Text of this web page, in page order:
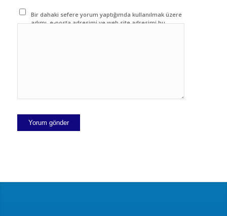
Bir dahaki sefere yorum yaptığımda kullanılmak üzere
adımı, e-posta adresimi ve web site adresimi bu